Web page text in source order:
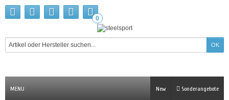
0
MENU Sonderangebote
New